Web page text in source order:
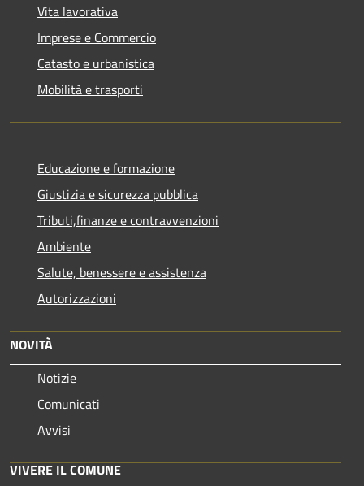
Vita lavorativa
Imprese e Commercio
Catasto e urbanistica
Mobilità e trasporti
Educazione e formazione
Giustizia e sicurezza pubblica
Tributi,finanze e contravvenzioni
Ambiente
Salute, benessere e assistenza
Autorizzazioni
NOVITÀ
Notizie
Comunicati
Avvisi
VIVERE IL COMUNE